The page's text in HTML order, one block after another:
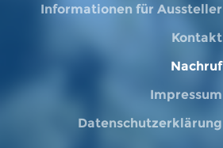
Informationen für Aussteller
Kontakt
Nachruf
Impressum
Datenschutzerklärung